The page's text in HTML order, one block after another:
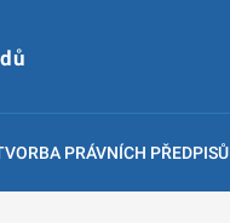
PRÁVNÍCH PŘEDPISŮ